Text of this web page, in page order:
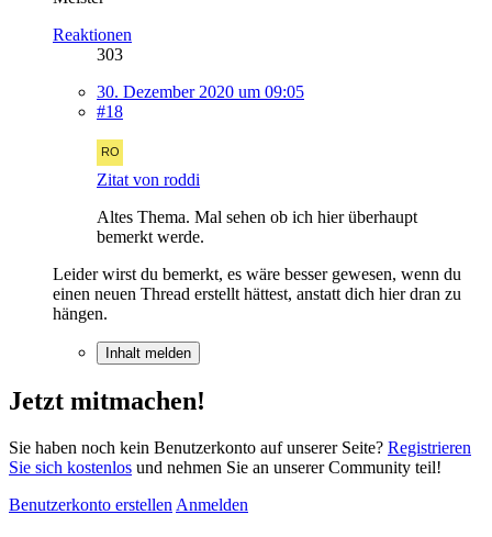
Reaktionen
303
30. Dezember 2020 um 09:05
#18
Zitat von roddi
Altes Thema. Mal sehen ob ich hier überhaupt
bemerkt werde.
Leider wirst du bemerkt, es wäre besser gewesen, wenn du
einen neuen Thread erstellt hättest, anstatt dich hier dran zu
hängen.
Inhalt melden
Jetzt mitmachen!
Sie haben noch kein Benutzerkonto auf unserer Seite? Registrieren
Sie sich kostenlos und nehmen Sie an unserer Community teil!
Benutzerkonto erstellen Anmelden